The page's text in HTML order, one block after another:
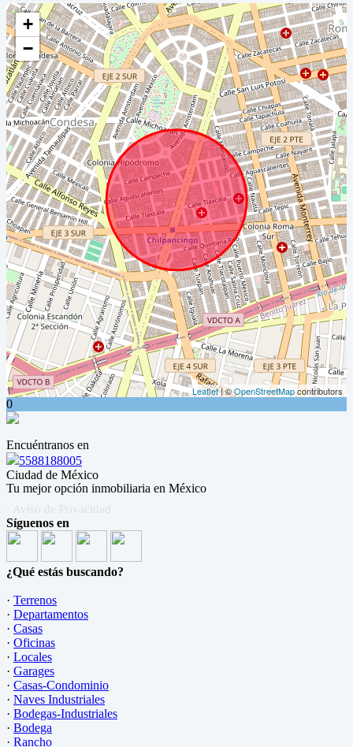
+
−
Leaflet| ©OpenStreetMapcontributors
0
Encuéntranos en
5588188005
Ciudad de México
Tu mejor opción inmobiliaria en México
· Aviso de Privacidad
Síguenos en
¿Qué estás buscando?
· Terrenos
· Departamentos
· Casas
· Oficinas
· Locales
· Garages
· Casas-Condominio
· Naves Industriales
· Bodegas-Industriales
· Bodega
· Rancho